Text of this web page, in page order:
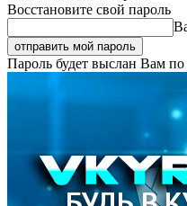
Восстановите свой пароль
Пароль будет выслан Вам по